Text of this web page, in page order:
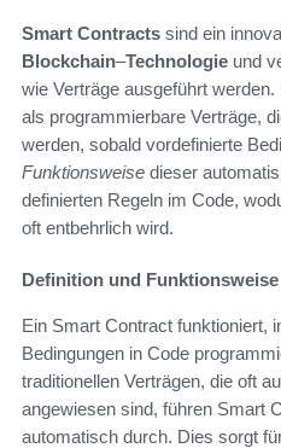
Smart Contracts sind ein
Blockchain–Technologie und
wie Verträge ausgeführt werden.
als programmierbare Verträge,
werden, sobald vordefinierte
Funktionsweise dieser
definierten Regeln im Code,
oft entbehrlich wird.
Definition und Funktionsweise
Ein Smart Contract funktioniert,
Bedingungen in Code
traditionellen Verträgen, die oft
angewiesen sind, führen Smart
automatisch durch. Dies sorgt